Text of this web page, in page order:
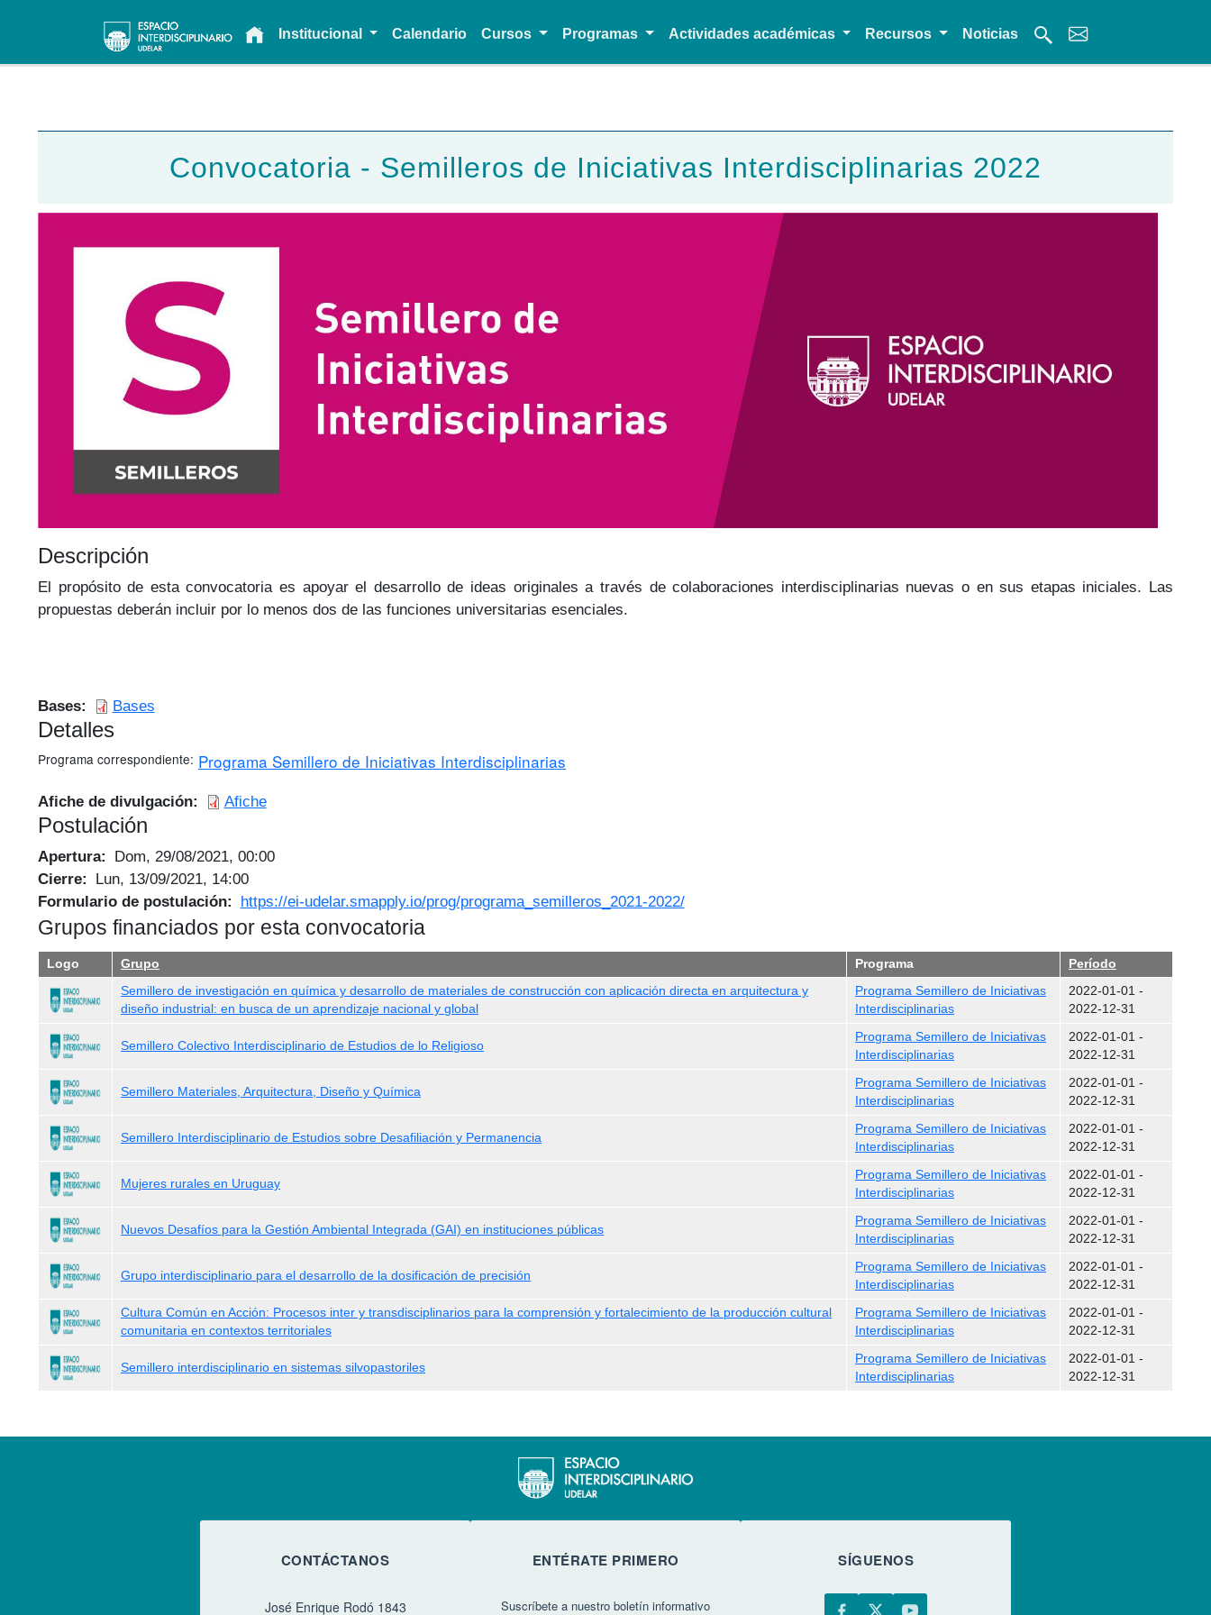
Main navigationInstitucional Calendario Cursos Programas Actividades académicas Recursos Noticias
Convocatoria - Semilleros de Iniciativas Interdisciplinarias 2022
Descripción
El propósito de esta convocatoria es apoyar el desarrollo de ideas originales a través de colaboraciones interdisciplinarias nuevas o en sus etapas iniciales. Las
propuestas deberán incluir por lo menos dos de las funciones universitarias esenciales.
Bases Bases
Detalles
Programa correspondiente Programa Semillero de Iniciativas Interdisciplinarias
Afiche de divulgación Afiche
Postulación
Apertura
Dom, 29/08/2021, 00:00
Cierre
Lun, 13/09/2021, 14:00
Formulario de postulación
https://ei-udelar.smapply.io/prog/programa_semilleros_2021-2022/
Grupos financiados por esta convocatoria
Logo Grupo Programa
Período
Semillero de investigación en química y desarrollo de materiales de construcción con aplicación directa en arquitectura y
diseño industrial: en busca de un aprendizaje nacional y global
Programa Semillero de Iniciativas
Interdisciplinarias
2022-01-01 -
2022-12-31
Semillero Colectivo Interdisciplinario de Estudios de lo Religioso
Programa Semillero de Iniciativas
Interdisciplinarias
2022-01-01 -
2022-12-31
Semillero Materiales, Arquitectura, Diseño y Química
Programa Semillero de Iniciativas
Interdisciplinarias
2022-01-01 -
2022-12-31
Semillero Interdisciplinario de Estudios sobre Desafiliación y Permanencia
Programa Semillero de Iniciativas
Interdisciplinarias
2022-01-01 -
2022-12-31
Mujeres rurales en Uruguay
Programa Semillero de Iniciativas
Interdisciplinarias
2022-01-01 -
2022-12-31
Nuevos Desafíos para la Gestión Ambiental Integrada (GAI) en instituciones públicas
Programa Semillero de Iniciativas
Interdisciplinarias
2022-01-01 -
2022-12-31
Grupo interdisciplinario para el desarrollo de la dosificación de precisión
Programa Semillero de Iniciativas
Interdisciplinarias
2022-01-01 -
2022-12-31
Cultura Común en Acción: Procesos inter y transdisciplinarios para la comprensión y fortalecimiento de la producción cultural
comunitaria en contextos territoriales
Programa Semillero de Iniciativas
Interdisciplinarias
2022-01-01 -
2022-12-31
Semillero interdisciplinario en sistemas silvopastoriles
Programa Semillero de Iniciativas
Interdisciplinarias
2022-01-01 -
2022-12-31
CONTÁCTANOS
José Enrique Rodó 1843
ENTÉRATE PRIMERO
Suscríbete a nuestro boletín informativo
SÍGUENOS